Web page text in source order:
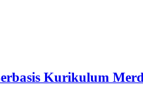
Kurikulum